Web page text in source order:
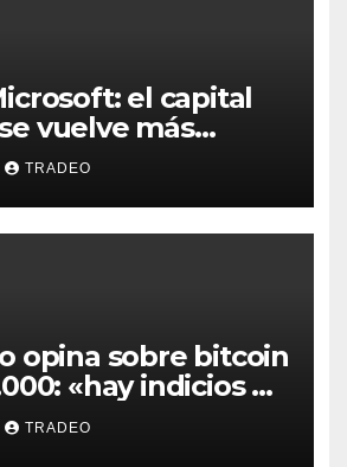
el capital
vuelve más
que crece la
TRADEO
opina sobre bitcoin
«hay indicios de
alcista»
TRADEO